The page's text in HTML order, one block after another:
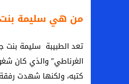
من هي سليمة
تعد الطبيبة سليمة بنت
الغرناطي” والذي كان
كتبه، ولكنها شهدت